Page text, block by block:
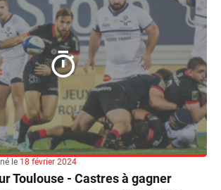
le 18 février 2024
Toulouse - Castres à gagner